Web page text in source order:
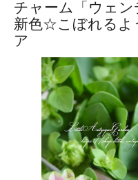
チャーム「ウェン
新色☆こぼれるよ
ア